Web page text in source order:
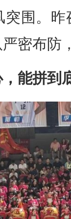
突围。
密布防
能拼到